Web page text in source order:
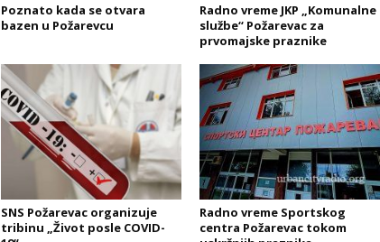
Poznato kada se otvara
bazen u Požarevcu
Radno vreme JKP „Komunalne
službe“ Požarevac za
prvomajske praznike
SNS Požarevac organizuje
tribinu „Život posle COVID-
Radno vreme Sportskog
centra Požarevac tokom